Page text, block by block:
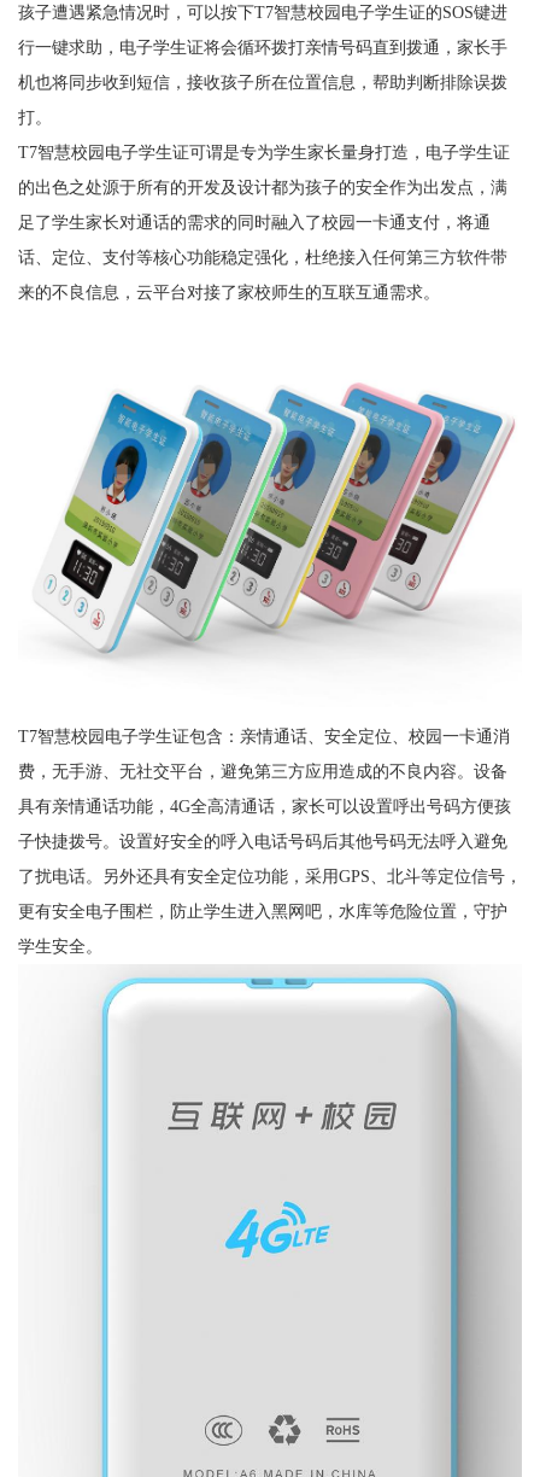
孩子遭遇紧急情况时，可以按下T7智慧校园电子学生证的SOS键进
行一键求助，电子学生证将会循环拨打亲情号码直到拨通，家长手
机也将同步收到短信，接收孩子所在位置信息，帮助判断排除误拨
打。
T7智慧校园电子学生证可谓是专为学生家长量身打造，电子学生证
的出色之处源于所有的开发及设计都为孩子的安全作为出发点，满
足了学生家长对通话的需求的同时融入了校园一卡通支付，将通
话、定位、支付等核心功能稳定强化，杜绝接入任何第三方软件带
来的不良信息，云平台对接了家校师生的互联互通需求。
T7智慧校园电子学生证包含：亲情通话、安全定位、校园一卡通消
费，无手游、无社交平台，避免第三方应用造成的不良内容。设备
具有亲情通话功能，4G全高清通话，家长可以设置呼出号码方便孩
子快捷拨号。设置好安全的呼入电话号码后其他号码无法呼入避免
了扰电话。另外还具有安全定位功能，采用GPS、北斗等定位信号，
更有安全电子围栏，防止学生进入黑网吧，水库等危险位置，守护
学生安全。